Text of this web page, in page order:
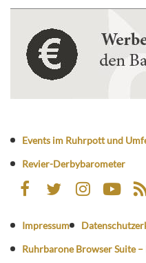
Events im Ruhrpott und
Revier-Derbybarometer
Impressum
Ruhrbarone Browser Suite